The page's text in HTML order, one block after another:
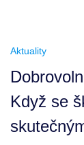
Aktuality
Když se